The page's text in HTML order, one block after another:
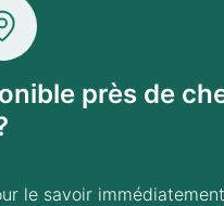
près de
le savoir